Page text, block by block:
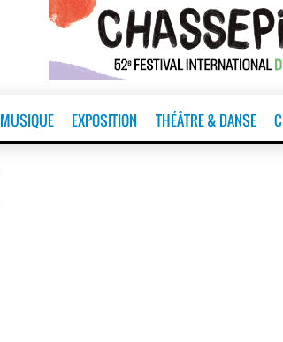
MUSIQUE EXPOSITION THÉÂTRE & DANSE